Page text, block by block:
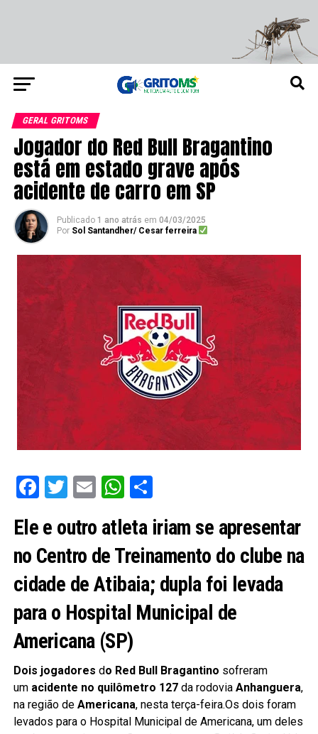
GERAL GRITOMS
Jogador do Red Bull Bragantino
está em estado grave após
acidente de carro em SP
Publicado 1 ano atrás em 04/03/2025
Por Sol Santandher/ Cesar ferreira
Facebook
Twitter
EmailWhatsApp
Share
Ele e outro atleta iriam se apresentar
no Centro de Treinamento do clube na
cidade de Atibaia; dupla foi levada
para o Hospital Municipal de
Americana (SP)
Dois jogadores do Red Bull Bragantino sofreram
umacidente no quilômetro 127da rodoviaAnhanguera,
na região de Americana, nesta terça-feira.Os dois foram
levados para o Hospital Municipal de Americana, um deles